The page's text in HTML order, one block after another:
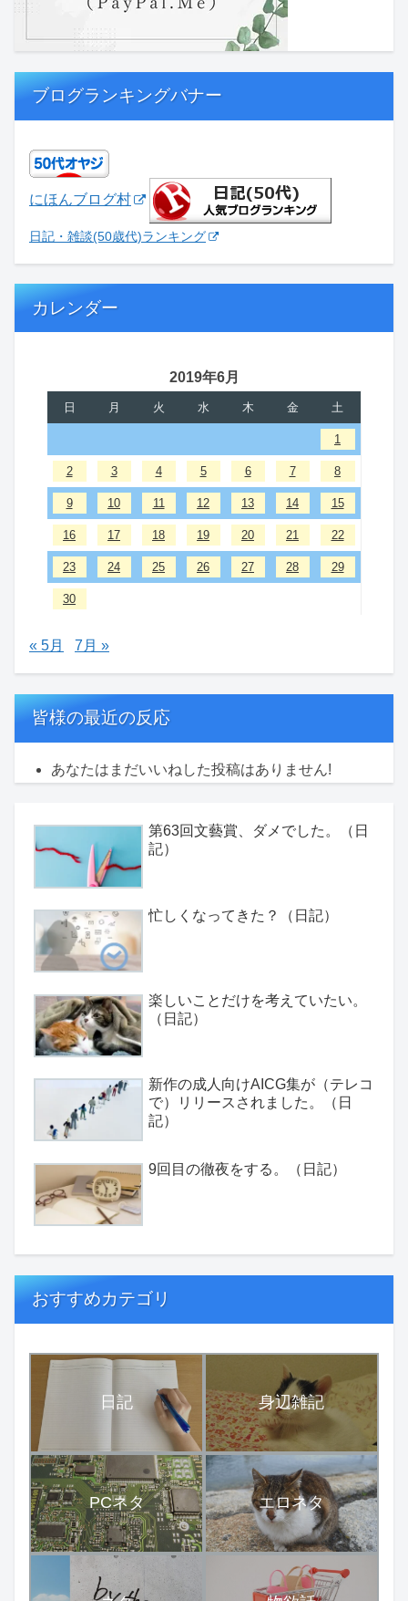
ブログランキングバナー
にほんブログ村
日記・雑談(50歳代)ランキング
カレンダー
2019年6月
日 月 火 水 木 金 土
1
2 3 4 5 6 7 8
9 10 11 12 13 14 15
16 17 18 19 20 21 22
23 24 25 26 27 28 29
30
« 5月 7月 »
皆様の最近の反応
あなたはまだいいねした投稿はありません!
第63回文藝賞、ダメでした。（日
記）
忙しくなってきた？（日記）
楽しいことだけを考えていたい。
（日記）
新作の成人向けAICG集が（テレコ
で）リリースされました。（日
記）
9回目の徹夜をする。（日記）
おすすめカテゴリ
日記 身辺雑記
PCネタ エロネタ